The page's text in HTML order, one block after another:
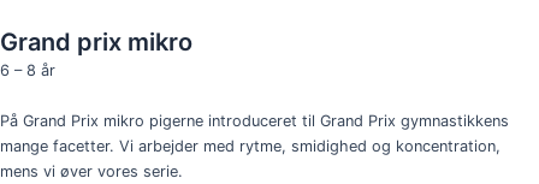
Grand prix mikro
6 – 8 år
På Grand Prix mikro pigerne introduceret til Grand Prix gymnastikkens
mange facetter. Vi arbejder med rytme, smidighed og koncentration,
mens vi øver vores serie.